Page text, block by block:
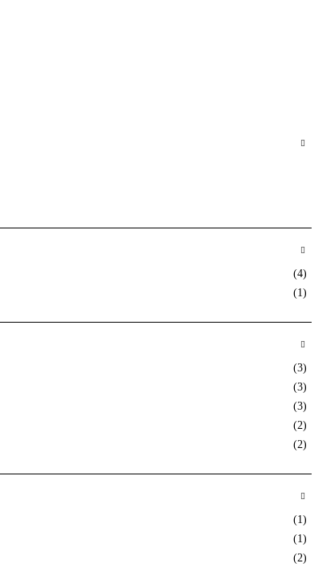
(4)
(1)
(3)
(3)
(3)
(2)
(2)
(1)
(1)
(2)